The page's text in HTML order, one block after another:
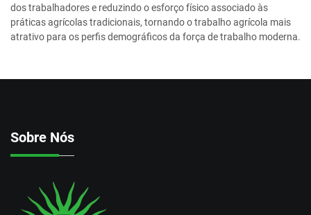
dos trabalhadores e reduzindo o esforço físico associado às
práticas agrícolas tradicionais, tornando o trabalho agrícola mais
atrativo para os perfis demográficos da força de trabalho moderna.
Sobre Nós